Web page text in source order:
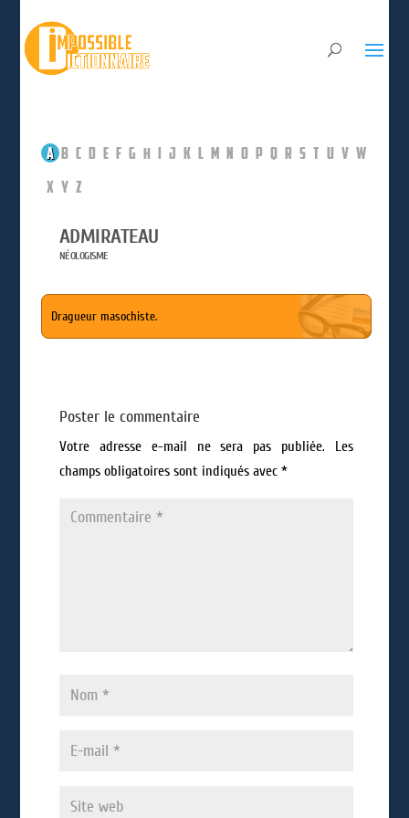
A B C D E F G H I J K L M N O P Q R S T U V W
X Y Z
ADMIRATEAU
NÉOLOGISME
Dragueur masochiste.
Poster le commentaire
Votre adresse e-mail ne sera pas publiée.
Les
champs obligatoires sont indiqués avec *